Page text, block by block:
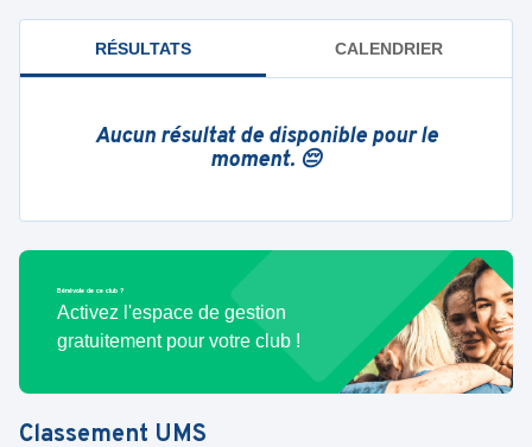
RÉSULTATS CALENDRIER
Aucun résultat de disponible pour le
moment. 😔
Bénévole de ce club ?
Activez l'espace de gestion
gratuitement pour votre club !
Classement UMS